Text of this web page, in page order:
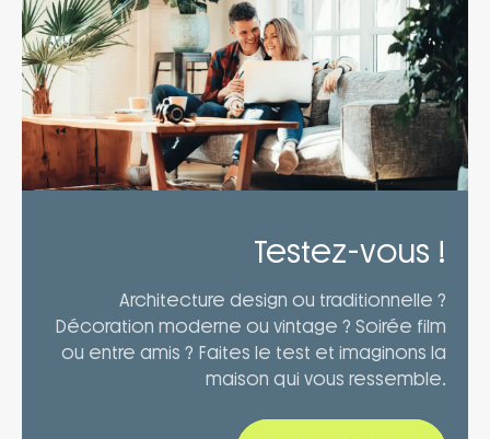
Testez-vous !
Architecture design ou traditionnelle ?
Décoration moderne ou vintage ? Soirée film
ou entre amis ? Faites le test et imaginons la
maison qui vous ressemble.